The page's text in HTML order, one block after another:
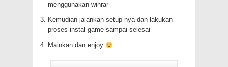
menggunakan winrar
Kemudian jalankan setup nya dan lakukan
proses instal game sampai selesai
Mainkan dan enjoy